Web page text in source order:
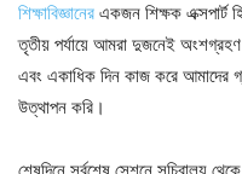
শিক্ষাবিজ্ঞানের একজন শিক্ষক এক্সপার্ট
তৃতীয় পর্যায়ে আমরা দুজনেই
এবং একাধিক দিন কাজ করে আমাদের
উত্থাপন করি।